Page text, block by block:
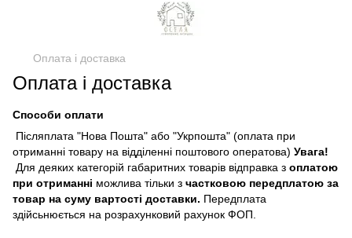
Оплата і доставка
Оплата і доставка
Способи оплати
Післяплата "Нова Пошта" або "Укрпошта" (оплата при
отриманні товару на відділенні поштового оператова) Увага!
Для деяких категорій габаритних товарів відправка з оплатою
при отриманні можлива тільки з частковою передплатою за
товар на суму вартості доставки. Передплата
здійсьнюється на розрахунковий рахунок ФОП.